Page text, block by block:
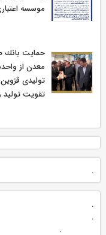
موسسه
حمایت
معدن از
تولیدی
تقویت تولید
.
.
.
.